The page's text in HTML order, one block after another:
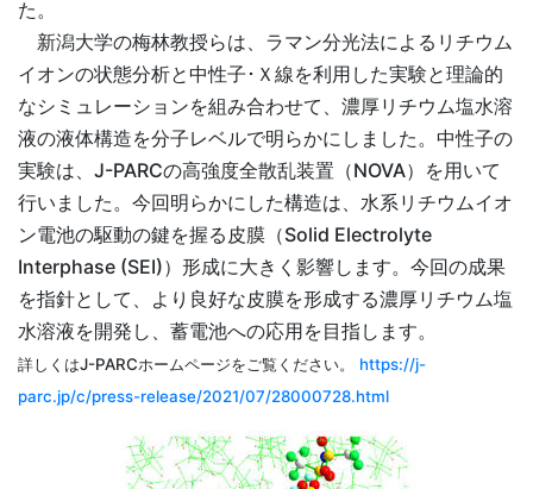
た。
新潟大学の梅林教授らは、ラマン分光法によるリチウム
イオンの状態分析と中性⼦･Ｘ線を利⽤した実験と理論的
なシミュレーションを組み合わせて、濃厚リチウム塩⽔溶
液の液体構造を分⼦レベルで明らかにしました。中性子の
実験は、J-PARCの高強度全散乱装置（NOVA）を用いて
行いました。今回明らかにした構造は、水系リチウムイオ
ン電池の駆動の鍵を握る皮膜（Solid Electrolyte
Interphase (SEI)）形成に大きく影響します。今回の成果
を指針として、より良好な⽪膜を形成する濃厚リチウム塩
⽔溶液を開発し、蓄電池への応⽤を⽬指します。
詳しくはJ-PARCホームページをご覧ください。 https://j-
parc.jp/c/press-release/2021/07/28000728.html